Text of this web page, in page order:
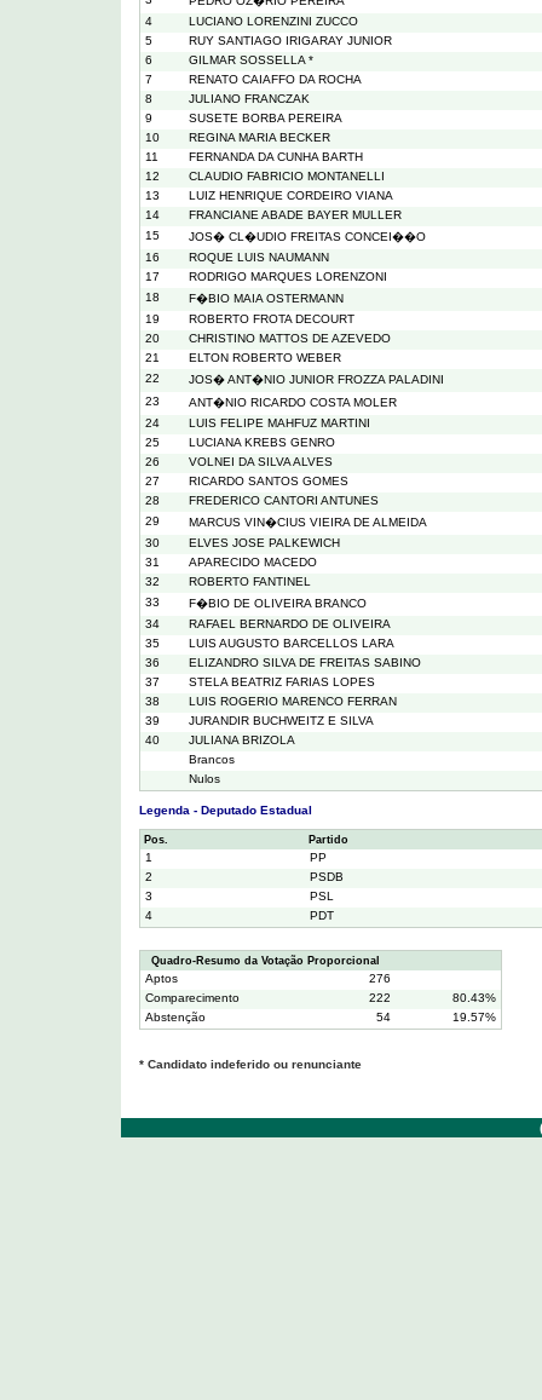
4
LUCIANO LORENZINI ZUCCO
5
RUY SANTIAGO IRIGARAY JUNIOR
6
GILMAR SOSSELLA *
7
RENATO CAIAFFO DA ROCHA
8
JULIANO FRANCZAK
9
SUSETE BORBA PEREIRA
10
REGINA MARIA BECKER
11
FERNANDA DA CUNHA BARTH
12
CLAUDIO FABRICIO MONTANELLI
13
LUIZ HENRIQUE CORDEIRO VIANA
14
FRANCIANE ABADE BAYER MULLER
15
JOS� CL�UDIO FREITAS CONCEI��O
16
ROQUE LUIS NAUMANN
17
RODRIGO MARQUES LORENZONI
18
F�BIO MAIA OSTERMANN
19
ROBERTO FROTA DECOURT
20
CHRISTINO MATTOS DE AZEVEDO
21
ELTON ROBERTO WEBER
22
JOS� ANT�NIO JUNIOR FROZZA PALADINI
23
ANT�NIO RICARDO COSTA MOLER
24
LUIS FELIPE MAHFUZ MARTINI
25
LUCIANA KREBS GENRO
26
VOLNEI DA SILVA ALVES
27
RICARDO SANTOS GOMES
28
FREDERICO CANTORI ANTUNES
29
MARCUS VIN�CIUS VIEIRA DE ALMEIDA
30
ELVES JOSE PALKEWICH
31
APARECIDO MACEDO
32
ROBERTO FANTINEL
33
F�BIO DE OLIVEIRA BRANCO
34
RAFAEL BERNARDO DE OLIVEIRA
35
LUIS AUGUSTO BARCELLOS LARA
36
ELIZANDRO SILVA DE FREITAS SABINO
37
STELA BEATRIZ FARIAS LOPES
38
LUIS ROGERIO MARENCO FERRAN
39
JURANDIR BUCHWEITZ E SILVA
40
JULIANA BRIZOLA
Brancos
Nulos
Legenda - Deputado Estadual
Pos. Partido
1
PP
2
PSDB
3
PSL
4
PDT
Quadro-Resumo da Votação Proporcional
Aptos
276
Comparecimento
222
80.43%
Abstenção
54 19.57%
* Candidato indeferido ou renunciante